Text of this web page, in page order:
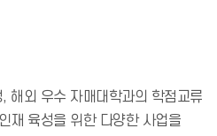
해외 우수 자매대학과의 학점교류
재 육성을 위한 다양한 사업을